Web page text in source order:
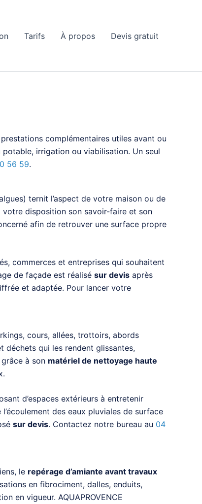
Tarifs À propos Devis gratuit
complémentaires utiles avant ou
irrigation ou viabilisation. Un seul
56 59.
ternit l’aspect de votre maison ou de
votre disposition son savoir-faire et son
afin de retrouver une surface propre
commerces et entreprises qui souhaitent
de façade est réalisé sur devis après
et adaptée. Pour lancer votre
cours, allées, trottoirs, abords
déchets qui les rendent glissantes,
à son matériel de nettoyage haute
d’espaces extérieurs à entretenir
des eaux pluviales de surface
sur devis. Contactez notre bureau au 04
le repérage d’amiante avant travaux
en fibrociment, dalles, enduits,
en vigueur. AQUAPROVENCE